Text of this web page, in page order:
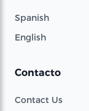
Spanish
English
Contacto
Contact Us